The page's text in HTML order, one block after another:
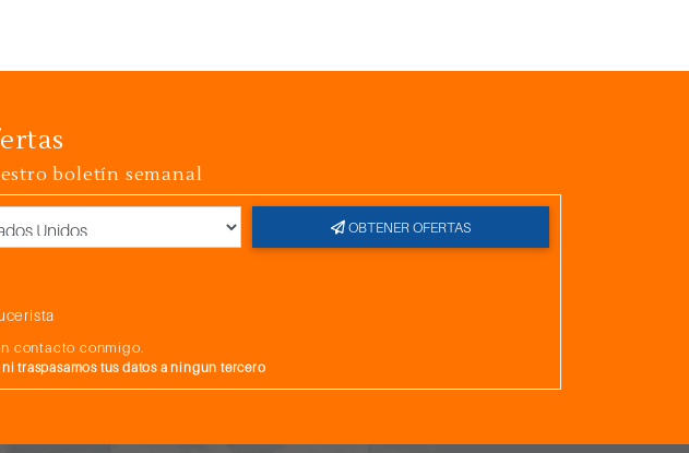
boletín semanal
OBTENER OFERTAS
contacto conmigo.
traspasamos tus datos a ningun tercero